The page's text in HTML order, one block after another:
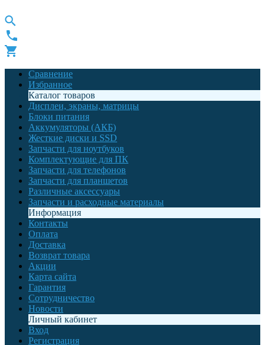
Сравнение
Избранное
Каталог товаров
Дисплеи, экраны, матрицы
Блоки питания
Аккумуляторы (АКБ)
Жесткие диски и SSD
Запчасти для ноутбуков
Комплектующие для ПК
Запчасти для телефонов
Запчасти для планшетов
Различные аксессуары
Запчасти и расходные материалы
Информация
Контакты
Оплата
Доставка
Возврат товара
Акции
Карта сайта
Гарантия
Сотрудничество
Новости
Личный кабинет
Вход
Регистрация